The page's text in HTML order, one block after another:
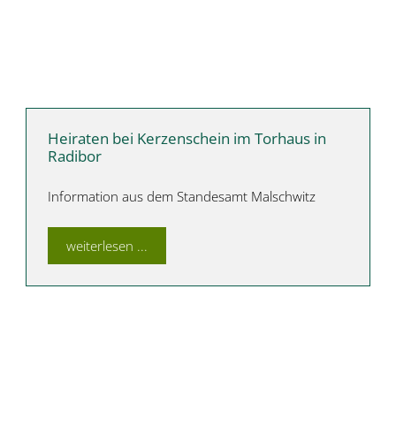
Heiraten bei Kerzenschein im Torhaus in
Radibor
Information aus dem Standesamt Malschwitz
weiterlesen ...